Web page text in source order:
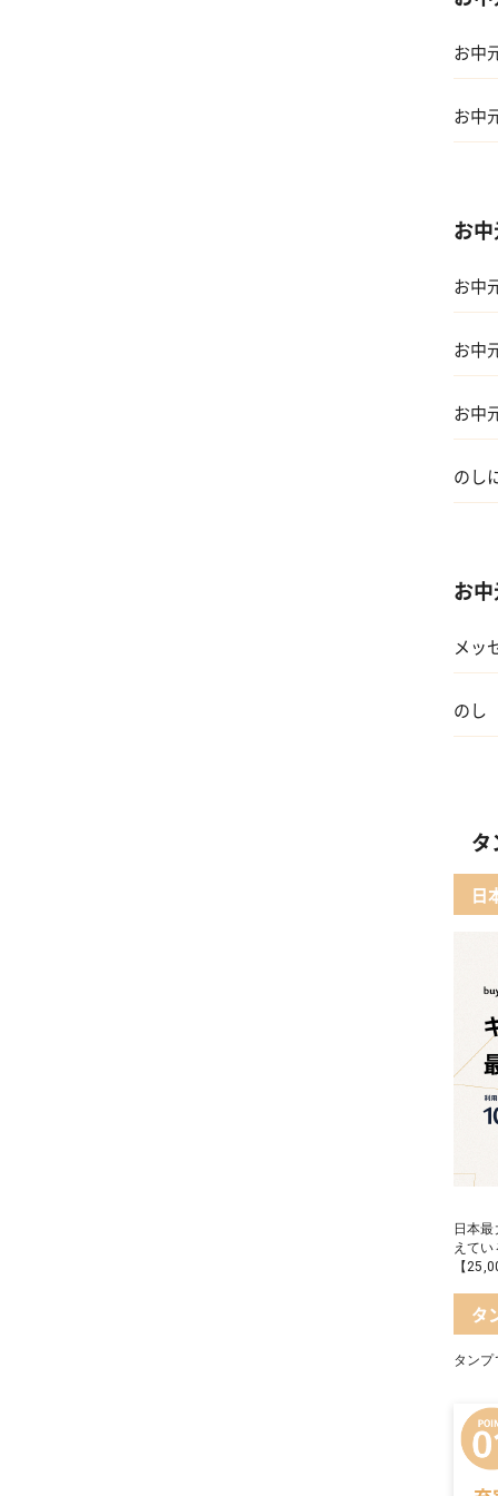
お中
お中
02 ア
03 ギ
04 グ
お
お中
01 両
02 兄
お中
お中
のし
お
メッ
のし
タ
日
日本
えて
【
タ
タン